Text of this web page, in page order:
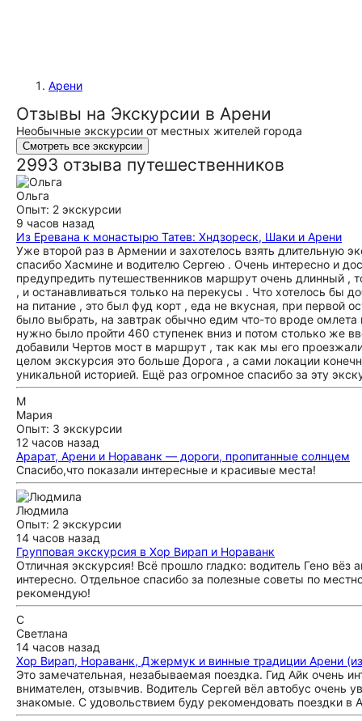
Арени
Отзывы на Экскурсии в Арени
Необычные экскурсии от местных жителей города
Смотреть все экскурсии
2993 отзыва путешественников
Ольга
Опыт: 2 экскурсии
9 часов назад
Из Еревана к монастырю Татев: Хндзореск, Шаки и Арени
Уже второй раз в Армении и захотелось взять длительную
спасибо Хасмине и водителю Сергею . Очень интересно и
предупредить путешественников маршрут очень длинный ,
, и останавливаться только на перекусы . Что хотелось бы
на питание , это был фуд корт , еда не вкусная, при первой
было выбрать, на завтрак обычно едим что-то вроде
нужно было пройти 460 ступенек вниз и потом столько же
добавили Чертов мост в маршрут , так как мы его
целом экскурсия это больше Дорога , а сами локации
уникальной историей. Ещё раз огромное спасибо за эту
М
Мария
Опыт: 3 экскурсии
12 часов назад
Арарат, Арени и Нораванк — дороги, пропитанные солнцем
Спасибо,что показали интересные и красивые места!
Людмила
Опыт: 2 экскурсии
14 часов назад
Групповая экскурсия в Хор Вирап и Нораванк
Отличная экскурсия! Всё прошло гладко: водитель Гено
интересно. Отдельное спасибо за полезные советы по
рекомендую!
С
Светлана
14 часов назад
Хор Вирап, Нораванк, Джермук и винные традиции Арени
Это замечательная, незабываемая поездка. Гид Айк очень
внимателен, отзывчив. Водитель Сергей вёл автобус очень
знакомые. С удовольствием буду рекомендовать поездки